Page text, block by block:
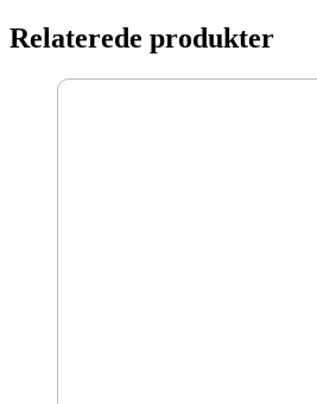
Relaterede produkter